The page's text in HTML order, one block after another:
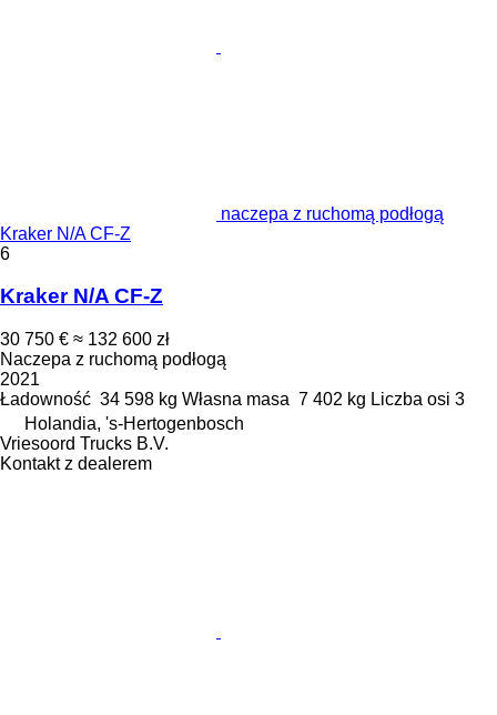
naczepa z ruchomą podłogą
Kraker N/A CF-Z
6
Kraker N/A CF-Z
30 750 € ≈ 132 600 zł
Naczepa z ruchomą podłogą
2021
Ładowność 34 598 kg Własna masa 7 402 kg Liczba osi 3
Holandia, 's-Hertogenbosch
Vriesoord Trucks B.V.
Kontakt z dealerem